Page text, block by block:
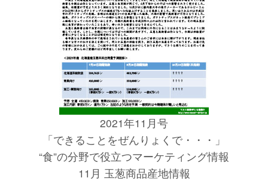
2021年11月号
「できることをぜんりょくで・・・」
“食”の分野で役立つマーケティング情報
11月 玉葱商品産地情報